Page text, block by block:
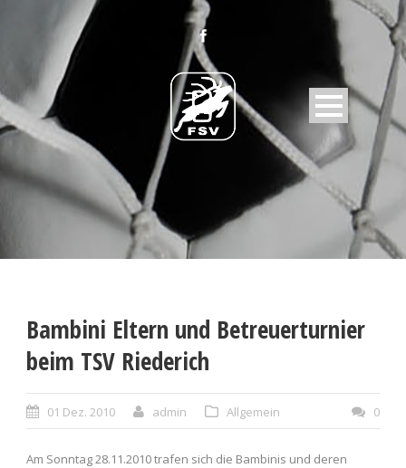
Bambini Eltern und Betreuerturnier
beim TSV Riederich
01 Dez. 2010 admin Allgemein 0
Am Sonntag 28.11.2010 trafen sich die Bambinis und deren